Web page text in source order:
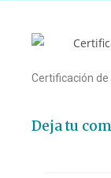
Certificación
Deja tu